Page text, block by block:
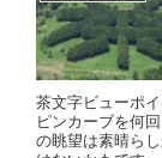
茶文字ビューポ
ピンカーブを何
の眺望は素晴ら